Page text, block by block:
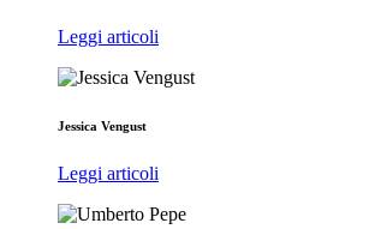
Leggi articoli
Jessica Vengust
Leggi articoli